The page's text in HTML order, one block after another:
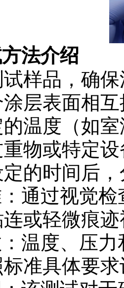
法介绍
试样品，确
层表面相
温度（如
重物或特定
的时间后
通过视觉
或轻微痕
温度、压
准具体要